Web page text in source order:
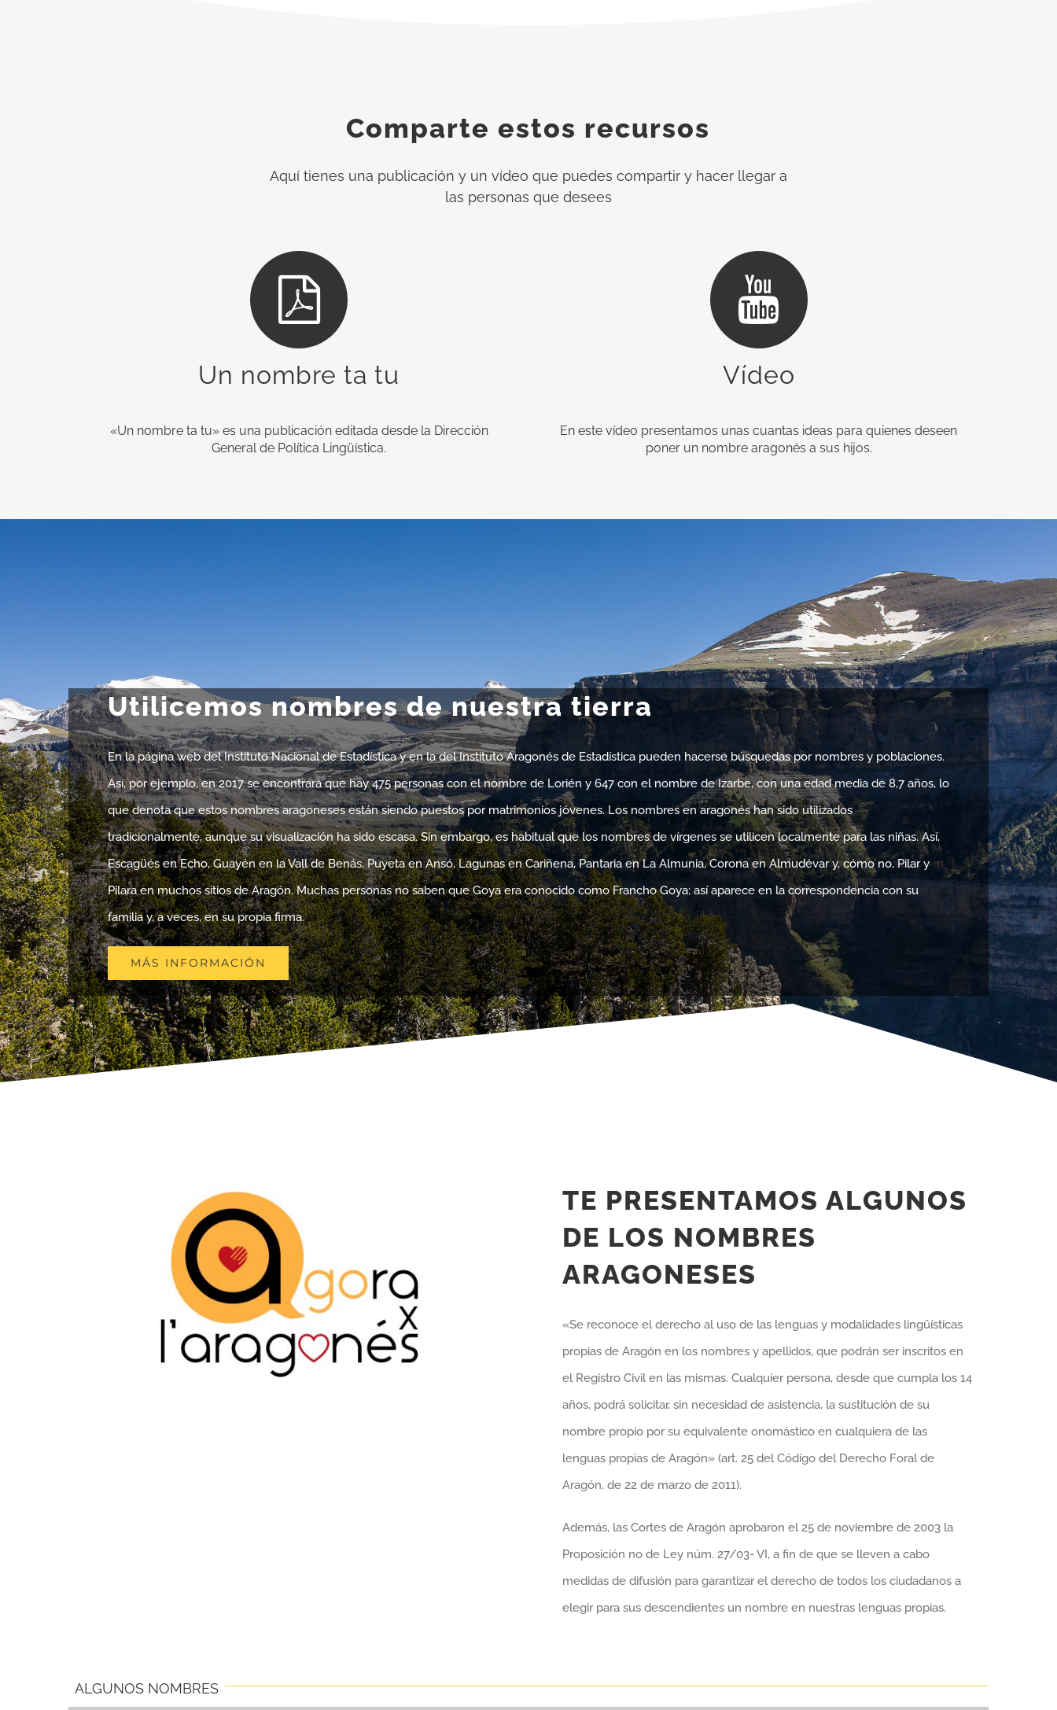
Comparte estos recursos
Aquí tienes una publicación y un vídeo que puedes compartir y hacer llegar a
las personas que desees
Un nombre ta tu
«Un nombre ta tu» es una publicación editada desde la Dirección
General de Política Lingüística.
Vídeo
En este vídeo presentamos unas cuantas ideas para quienes deseen
poner un nombre aragonés a sus hijos.
Utilicemos nombres de nuestra tierra
En la página web del Instituto Nacional de Estadística y en la del Instituto Aragonés de Estadística pueden hacerse búsquedas por nombres y poblaciones.
Así, por ejemplo, en 2017 se encontrará que hay 475 personas con el nombre de Lorién y 647 con el nombre de Izarbe, con una edad media de 8,7 años, lo
que denota que estos nombres aragoneses están siendo puestos por matrimonios jóvenes. Los nombres en aragonés han sido utilizados
tradicionalmente, aunque su visualización ha sido escasa. Sin embargo, es habitual que los nombres de vírgenes se utilicen localmente para las niñas. Así,
Escagüés en Echo, Guayén en la Vall de Benás, Puyeta en Ansó, Lagunas en Cariñena, Pantaria en La Almunia, Corona en Almudévar y, cómo no, Pilar y
Pilara en muchos sitios de Aragón. Muchas personas no saben que Goya era conocido como Francho Goya; así aparece en la correspondencia con su
familia y, a veces, en su propia firma.
MÁS INFORMACIÓN
TE PRESENTAMOS ALGUNOS
DE LOS NOMBRES
ARAGONESES
«Se reconoce el derecho al uso de las lenguas y modalidades lingüísticas
propias de Aragón en los nombres y apellidos, que podrán ser inscritos en
el Registro Civil en las mismas. Cualquier persona, desde que cumpla los 14
años, podrá solicitar, sin necesidad de asistencia, la sustitución de su
nombre propio por su equivalente onomástico en cualquiera de las
lenguas propias de Aragón» (art. 25 del Código del Derecho Foral de
Aragón, de 22 de marzo de 2011).
Además, las Cortes de Aragón aprobaron el 25 de noviembre de 2003 la
Proposición no de Ley núm. 27/03- VI, a fin de que se lleven a cabo
medidas de difusión para garantizar el derecho de todos los ciudadanos a
elegir para sus descendientes un nombre en nuestras lenguas propias.
ALGUNOS NOMBRES